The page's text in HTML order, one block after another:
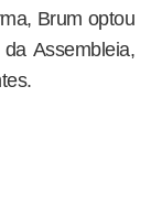
Brum optou
Assembleia,